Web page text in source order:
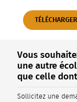
Vous
une autre
que celle
Sollicitez une